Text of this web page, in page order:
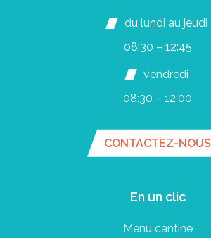
du lundi au jeudi
08:30 – 12:45
vendredi
08:30 – 12:00
CONTACTEZ-NOUS
En un clic
Menu cantine